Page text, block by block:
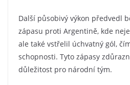
Další působivý výkon předvedl
zápasu proti Argentině, kde
ale také vstřelil úchvatný gól,
schopnosti. Tyto zápasy
důležitost pro národní tým.